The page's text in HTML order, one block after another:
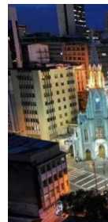
Paso
1:
ejercicios
de
Paso
2:
actividades
de
Paso
3: